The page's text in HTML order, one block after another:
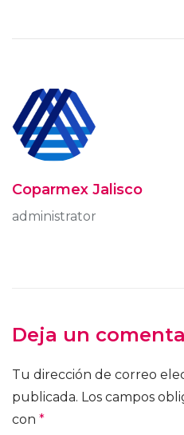
Coparmex Jalisco
administrator
Deja un
Tu dirección de correo
publicada. Los campos
con *